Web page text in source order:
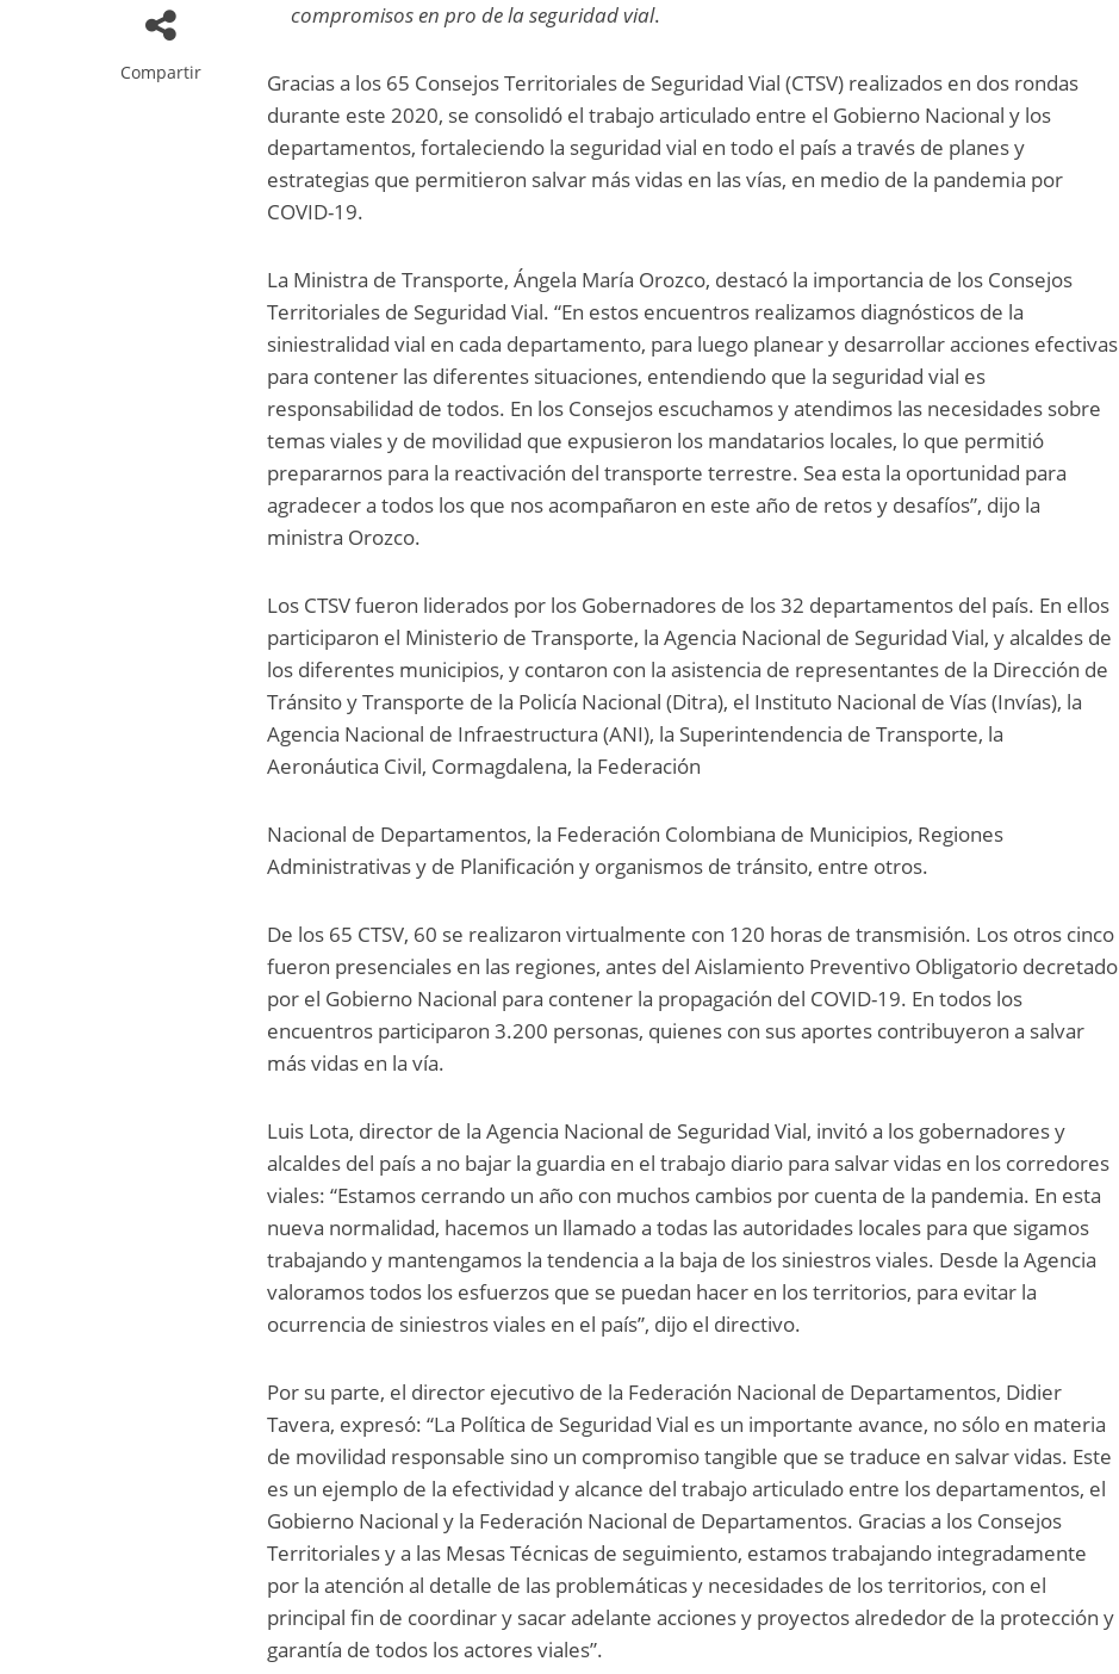
Compartir
compromisos en pro de la seguridad vial.
Gracias a los 65 Consejos Territoriales de Seguridad Vial (CTSV) realizados en dos rondas
durante este 2020, se consolidó el trabajo articulado entre el Gobierno Nacional y los
departamentos, fortaleciendo la seguridad vial en todo el país a través de planes y
estrategias que permitieron salvar más vidas en las vías, en medio de la pandemia por
COVID-19.
La Ministra de Transporte, Ángela María Orozco, destacó la importancia de los Consejos
Territoriales de Seguridad Vial. “En estos encuentros realizamos diagnósticos de la
siniestralidad vial en cada departamento, para luego planear y desarrollar acciones efectivas
para contener las diferentes situaciones, entendiendo que la seguridad vial es
responsabilidad de todos. En los Consejos escuchamos y atendimos las necesidades sobre
temas viales y de movilidad que expusieron los mandatarios locales, lo que permitió
prepararnos para la reactivación del transporte terrestre. Sea esta la oportunidad para
agradecer a todos los que nos acompañaron en este año de retos y desafíos”, dijo la
ministra Orozco.
Los CTSV fueron liderados por los Gobernadores de los 32 departamentos del país. En ellos
participaron el Ministerio de Transporte, la Agencia Nacional de Seguridad Vial, y alcaldes de
los diferentes municipios, y contaron con la asistencia de representantes de la Dirección de
Tránsito y Transporte de la Policía Nacional (Ditra), el Instituto Nacional de Vías (Invías), la
Agencia Nacional de Infraestructura (ANI), la Superintendencia de Transporte, la
Aeronáutica Civil, Cormagdalena, la Federación
Nacional de Departamentos, la Federación Colombiana de Municipios, Regiones
Administrativas y de Planificación y organismos de tránsito, entre otros.
De los 65 CTSV, 60 se realizaron virtualmente con 120 horas de transmisión. Los otros cinco
fueron presenciales en las regiones, antes del Aislamiento Preventivo Obligatorio decretado
por el Gobierno Nacional para contener la propagación del COVID-19. En todos los
encuentros participaron 3.200 personas, quienes con sus aportes contribuyeron a salvar
más vidas en la vía.
Luis Lota, director de la Agencia Nacional de Seguridad Vial, invitó a los gobernadores y
alcaldes del país a no bajar la guardia en el trabajo diario para salvar vidas en los corredores
viales: “Estamos cerrando un año con muchos cambios por cuenta de la pandemia. En esta
nueva normalidad, hacemos un llamado a todas las autoridades locales para que sigamos
trabajando y mantengamos la tendencia a la baja de los siniestros viales. Desde la Agencia
valoramos todos los esfuerzos que se puedan hacer en los territorios, para evitar la
ocurrencia de siniestros viales en el país”, dijo el directivo.
Por su parte, el director ejecutivo de la Federación Nacional de Departamentos, Didier
Tavera, expresó: “La Política de Seguridad Vial es un importante avance, no sólo en materia
de movilidad responsable sino un compromiso tangible que se traduce en salvar vidas. Este
es un ejemplo de la efectividad y alcance del trabajo articulado entre los departamentos, el
Gobierno Nacional y la Federación Nacional de Departamentos. Gracias a los Consejos
Territoriales y a las Mesas Técnicas de seguimiento, estamos trabajando integradamente
por la atención al detalle de las problemáticas y necesidades de los territorios, con el
principal fin de coordinar y sacar adelante acciones y proyectos alrededor de la protección y
garantía de todos los actores viales”.